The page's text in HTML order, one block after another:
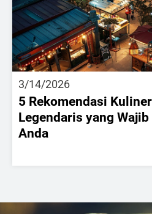
3/14/2026
5 Rekomendasi
Legendaris yang
Anda